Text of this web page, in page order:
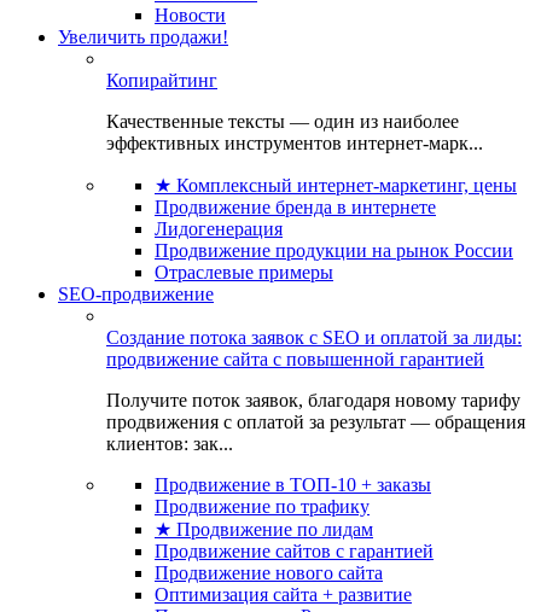
Новости
Увеличить продажи!
Копирайтинг
Качественные тексты — один из наиболее
эффективных инструментов интернет-марк...
★ Комплексный интернет-маркетинг, цены
Продвижение бренда в интернете
Лидогенерация
Продвижение продукции на рынок России
Отраслевые примеры
SEO-продвижение
Создание потока заявок с SEO и оплатой за лиды:
продвижение сайта с повышенной гарантией
Получите поток заявок, благодаря новому тарифу
продвижения с оплатой за результат — обращения
клиентов: зак...
Продвижение в ТОП-10 + заказы
Продвижение по трафику
★ Продвижение по лидам
Продвижение сайтов с гарантией
Продвижение нового сайта
Оптимизация сайта + развитие